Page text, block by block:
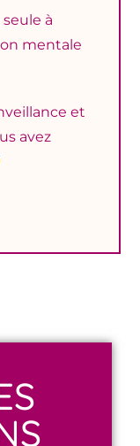
seule à
mentale
et
avez